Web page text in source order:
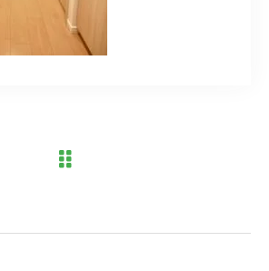
10：00～19：00（定休日 水曜日）